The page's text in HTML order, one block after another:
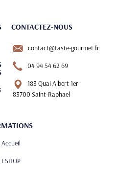
CONTACTEZ-NOUS
contact@taste-gourmet.fr
04 94 54 62 69
183 Quai Albert 1er
83700 Saint-Raphael
Accueil
ESHOP